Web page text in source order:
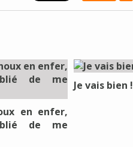
en enfer,
de me
Je vais bien !